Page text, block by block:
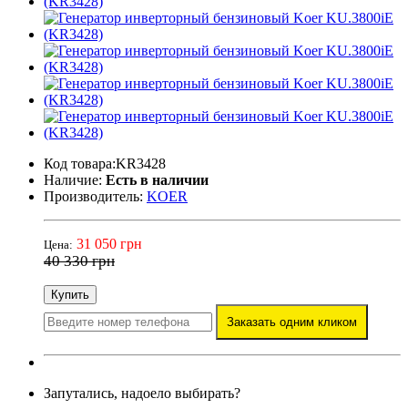
Код товара:KR3428
Наличие: Есть в наличии
Производитель: KOER
Цена: 31 050 грн
40 330 грн
Купить
Заказать одним кликом
Запутались, надоело выбирать?